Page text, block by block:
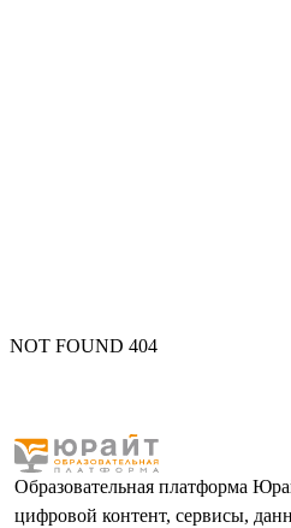
NOT FOUND 404
Образовательная платформа
цифровой контент, сервисы,